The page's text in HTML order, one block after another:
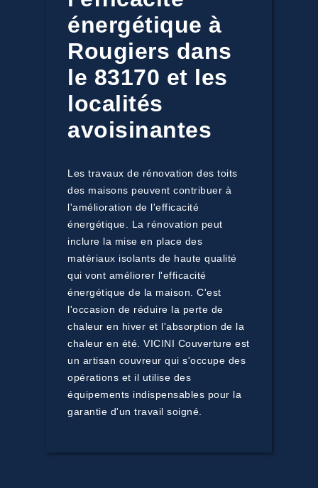
énergétique à
Rougiers dans
le 83170 et les
localités
avoisinantes
Les travaux de rénovation des toits
des maisons peuvent contribuer à
l'amélioration de l'efficacité
énergétique. La rénovation peut
inclure la mise en place des
matériaux isolants de haute qualité
qui vont améliorer l'efficacité
énergétique de la maison. C'est
l'occasion de réduire la perte de
chaleur en hiver et l'absorption de la
chaleur en été. VICINI Couverture est
un artisan couvreur qui s'occupe des
opérations et il utilise des
équipements indispensables pour la
garantie d'un travail soigné.